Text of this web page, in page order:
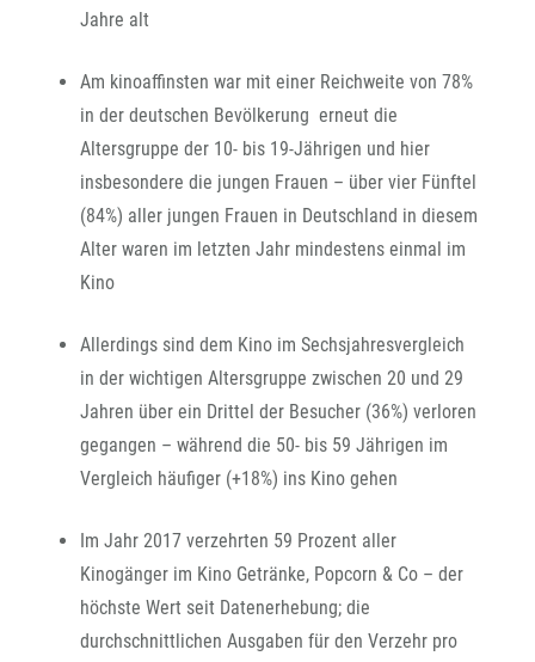
Jahre alt
Am kinoaffinsten war mit einer Reichweite von 78%
in der deutschen Bevölkerung erneut die
Altersgruppe der 10- bis 19-Jährigen und hier
insbesondere die jungen Frauen – über vier Fünftel
(84%) aller jungen Frauen in Deutschland in diesem
Alter waren im letzten Jahr mindestens einmal im
Kino
Allerdings sind dem Kino im Sechsjahresvergleich
in der wichtigen Altersgruppe zwischen 20 und 29
Jahren über ein Drittel der Besucher (36%) verloren
gegangen – während die 50- bis 59 Jährigen im
Vergleich häufiger (+18%) ins Kino gehen
Im Jahr 2017 verzehrten 59 Prozent aller
Kinogänger im Kino Getränke, Popcorn & Co – der
höchste Wert seit Datenerhebung; die
durchschnittlichen Ausgaben für den Verzehr pro